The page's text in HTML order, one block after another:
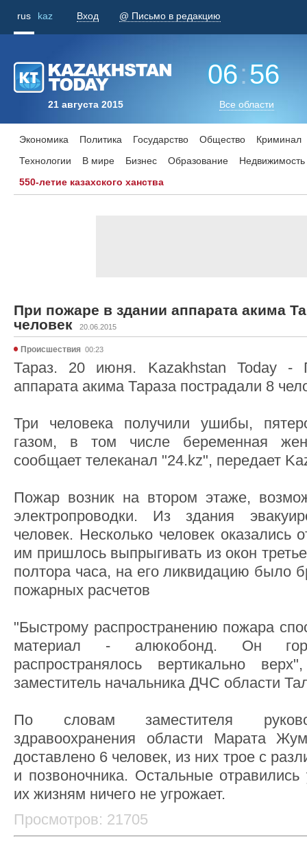
rus kaz Вход @ Письмо в редакцию
21 августа 2015
06:56
Все области
Экономика Политика Государство Общество
Криминал
Технологии
В мире Бизнес Образование
Недвижимость
550-летие казахского ханства
При пожаре в здании аппарата акима
человек
20.06.2015
Происшествия 00:23
Тараз. 20 июня. Kazakhstan Today -
аппарата акима Тараза пострадали 8
Три человека получили ушибы,
газом, в том числе беременная
сообщает телеканал "24.kz", передает
Пожар возник на втором этаже,
электропроводки. Из здания
человек. Несколько человек оказались
им пришлось выпрыгивать из окон
полтора часа, на его ликвидацию было
пожарных расчетов
"Быстрому распространению пожара
материал - алюкобонд. Он
распространялось вертикально
заместитель начальника ДЧС области
По словам заместителя
здравоохранения области Марата
доставлено 6 человек, из них трое с
и позвоночника. Остальные
их жизням ничего не угрожает.
Просмотров: 21705